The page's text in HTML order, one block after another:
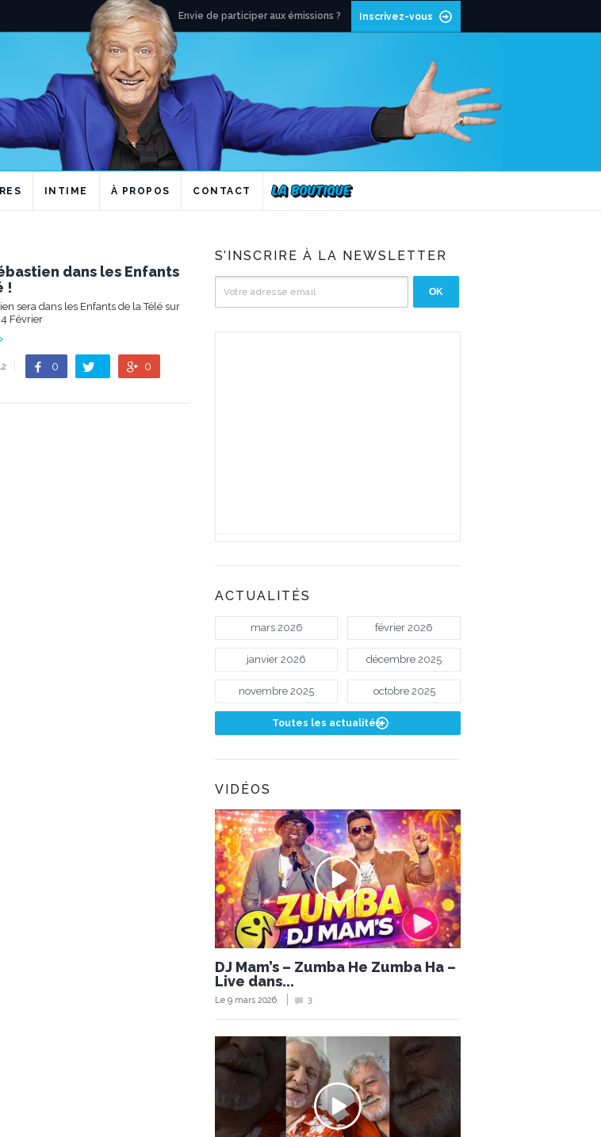
Envie de participer aux émissions ? Inscrivez-vous
INTIME À PROPOS CONTACT
dans les Enfants
!
sera dans les Enfants de la Télé sur
Février
0 0
S’INSCRIRE À LA NEWSLETTER
ACTUALITÉS
mars 2026 février 2026
janvier 2026 décembre 2025
novembre 2025 octobre 2025
Toutes les actualités
VIDÉOS
DJ Mam’s – Zumba He Zumba Ha –
Live dans...
Le 9 mars 2026 3